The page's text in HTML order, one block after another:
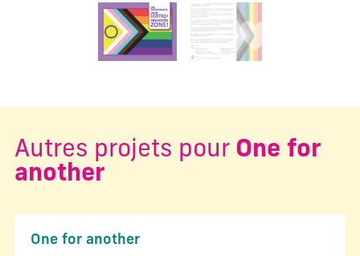
Changer la diapositive actuelle de ce carrousel
Autres projets pour One for
another
One for another